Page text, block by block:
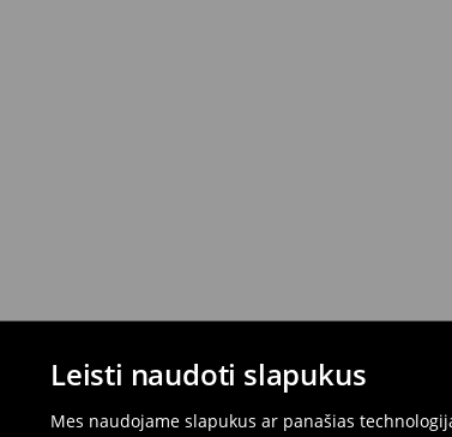
Leisti naudoti slapukus
Mes naudojame slapukus ar panašias